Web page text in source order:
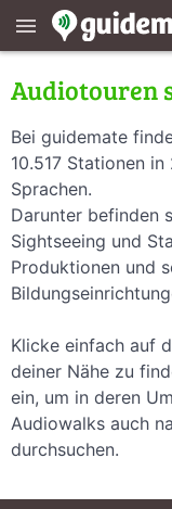
menu
Audiotouren
Bei guidemate
10.517 Stationen
Sprachen.
Darunter befinden
Sightseeing und
Produktionen und
Klicke einfach auf
deiner Nähe zu
ein, um in deren
Audiowalks auch
durchsuchen.